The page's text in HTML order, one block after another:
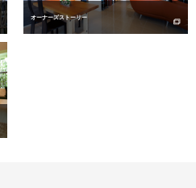
オーナーズストーリー